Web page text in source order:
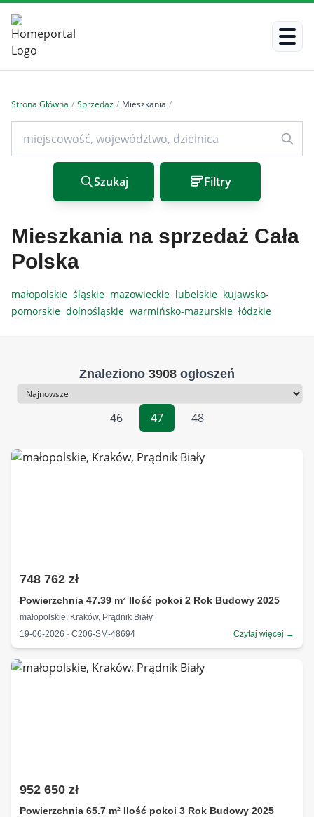
Strona Główna / Sprzedaż / Mieszkania /
Szukaj Filtry
Mieszkania na sprzedaż Cała
Polska
małopolskie śląskie mazowieckie lubelskie kujawsko-
pomorskie dolnośląskie warmińsko-mazurskie łódzkie
Znaleziono 3908 ogłoszeń
Sortowanie
46
47 48
748 762 zł
Powierzchnia 47.39 m² Ilość pokoi 2 Rok Budowy 2025
małopolskie, Kraków, Prądnik Biały
19-06-2026 · C206-SM-48694
Czytaj więcej →
952 650 zł
Powierzchnia 65.7 m² Ilość pokoi 3 Rok Budowy 2025